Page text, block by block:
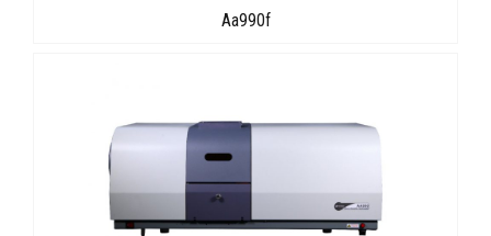
Aa990f